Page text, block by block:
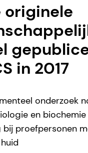
originele
in 2017
onderzoek
en
proefpersonen